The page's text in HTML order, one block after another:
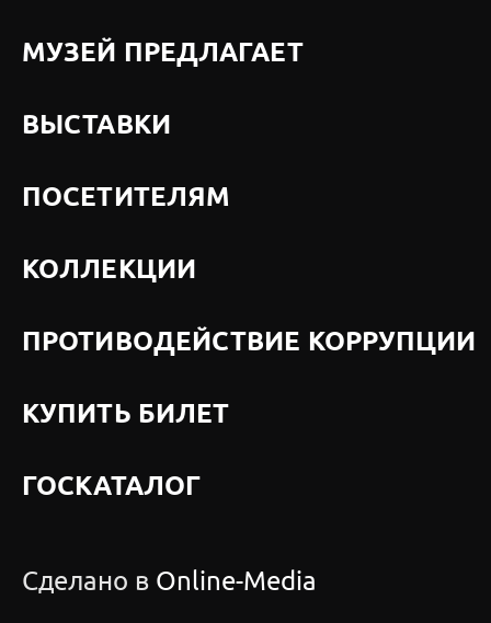
МУЗЕЙ ПРЕДЛАГАЕТ
ВЫСТАВКИ
ПОСЕТИТЕЛЯМ
КОЛЛЕКЦИИ
ПРОТИВОДЕЙСТВИЕ КОРРУПЦИИ
КУПИТЬ БИЛЕТ
ГОСКАТАЛОГ
Сделано в Online-Media